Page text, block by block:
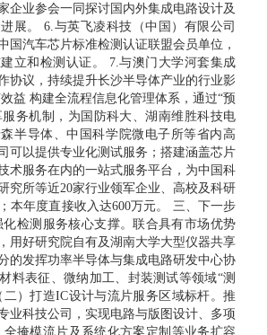
企业参会一同探讨国内外集成电路设计及
展。 6.与英飞凌科技（中国）有限公司
国汽车芯片标准检测认证联盟会员单位，
立和检测认证。 7.与澳门大学河套集成
协议，持续提升长沙半导体产业的行业影
益 构建全流程信息化管理体系，通过“预
务机制，为国防科大、湖南维胜科技电
半导体、中国科学院微电子所等省内高
可以提供专业化测试服务；搭建涵盖芯片
术服务在内的一站式服务平台，为中国科
究所等近20家行业领军企业、高校及科研
本年度直接收入达600万元。 三、下一步
检测服务核心支撑。联合具有市场优势
用好研究院自有及湖南大学大型仪器共享
的发挥功率半导体与集成电路研发中心协
料表征、微纳加工、封装测试等领域“测
二）打造IC设计与流片服务区域标杆。推
业科技公司，实现电路与版图设计、多项
全掩模流片及系统化方案定制等业务扩容